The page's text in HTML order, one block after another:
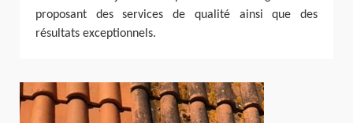
proposant des services de qualité ainsi que des
résultats exceptionnels.